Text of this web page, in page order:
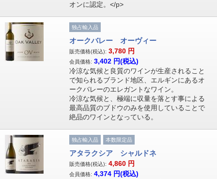
オンに認定。</p>
独占輸入品
オークバレー オーヴィー
販売価格(税込): 3,780 円
会員価格: 3,402 円(税込)
冷涼な気候と良質のワインが生産されること
で知られるブランド地区、エルギンにあるオ
ークバレーのエレガントなワイン。
冷涼な気候と、極端に収量を落とす事による
最高品質のブドウのみを使用していることで
絶品のワインとなっている。
独占輸入品 本数限定品
アタラクシア シャルドネ
販売価格(税込): 4,860 円
会員価格: 4,374 円(税込)